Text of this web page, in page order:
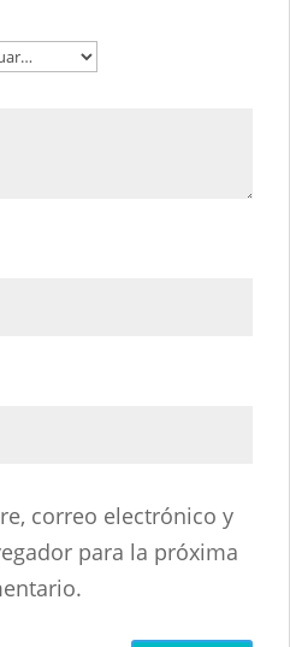
correo electrónico y
para la próxima